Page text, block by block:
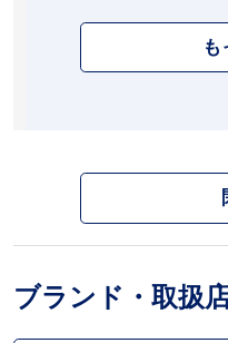
も
ブランド・取扱